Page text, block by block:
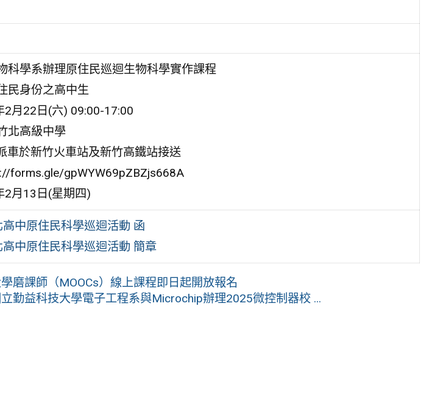
科學系辦理原住民巡迴生物科學實作課程
民身份之高中生
2月22日(六) 09:00-17:00
北高級中學
車於新竹火車站及新竹高鐵站接送
forms.gle/gpWYW69pZBZjs668A
2月13日(星期四)
中原住民科學巡迴活動 函
中原住民科學巡迴活動 簡章
磨課師（MOOCs）線上課程即日起開放報名
勤益科技大學電子工程系與Microchip辦理2025微控制器校 ...